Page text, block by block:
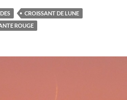
CROISSANT DE LUNE
ROUGE